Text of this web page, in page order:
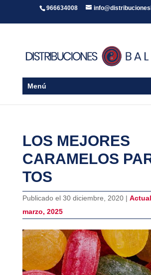
966634008
Menú
LOS MEJORES
CARAMELOS
TOS
Publicado el 30 diciembre, 2020 |
marzo, 2025